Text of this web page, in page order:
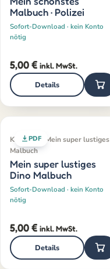
Malbuch · Polizei
Sofort-Download · kein Konto
nötig
5,00€ inkl. MwSt.
Details
PDF
Klassiker · Mein super lustiges
Malbuch
Mein super lustiges
Dino Malbuch
Sofort-Download · kein Konto
nötig
5,00€ inkl. MwSt.
Details